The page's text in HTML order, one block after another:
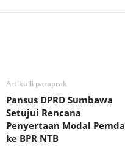
Artikulli paraprak
Pansus DPRD Sumbawa
Setujui Rencana
Penyertaan Modal Pemda
ke BPR NTB